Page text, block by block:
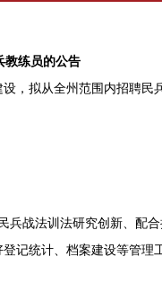
教练员的公告
拟从全州范围内招聘民
战法训法研究创新、配合
记统计、档案建设等管理